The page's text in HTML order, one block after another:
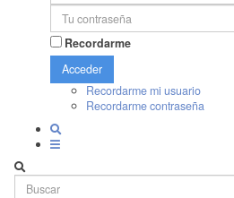
Recordarme
Acceder
Recordarme mi usuario
Recordarme contraseña